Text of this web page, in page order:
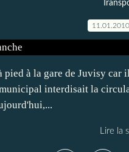
11.01.2010
à la gare de Juvisy
interdisait la
Lire la